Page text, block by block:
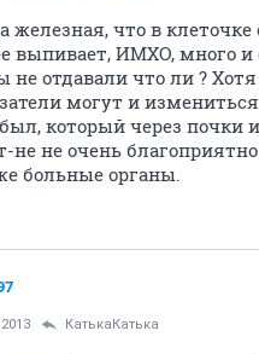
железная, что в клеточке
выпивает, ИМХО, много и
не отдавали что ли ?
могут и измениться
который через почки
не не очень благоприятно
больные органы.
КатькаКатька